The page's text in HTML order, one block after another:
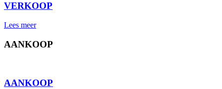
VERKOOP
Lees meer
AANKOOP
AANKOOP